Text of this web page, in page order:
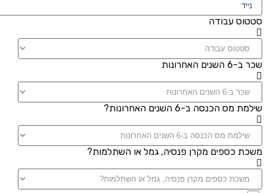
סטטוס עבודה
שכר ב-6 השנים האחרונות
שילמת מס הכנסה ב-6 השנים האחרונות?
משכת כספים מקרן פנסיה, גמל או השתלמות?